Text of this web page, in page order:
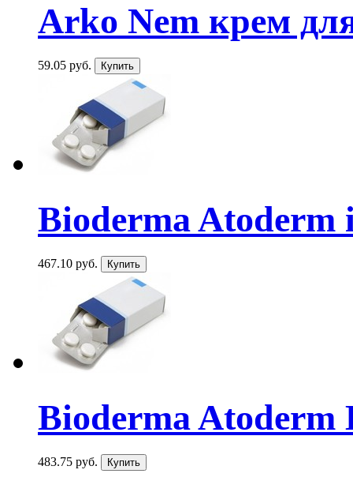
Arko Nem крем
59.05 руб.
Bioderma Atoderm
467.10 руб.
Bioderma
483.75 руб.